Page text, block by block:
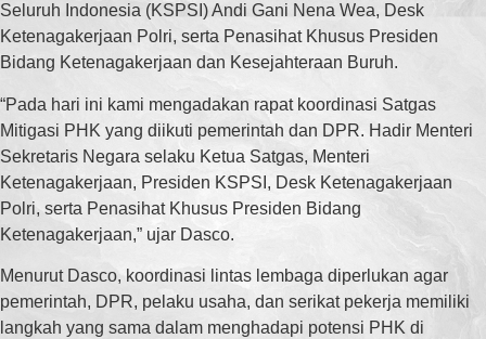
Seluruh Indonesia (KSPSI) Andi Gani Nena Wea, Desk
Ketenagakerjaan Polri, serta Penasihat Khusus Presiden
Bidang Ketenagakerjaan dan Kesejahteraan Buruh.
“Pada hari ini kami mengadakan rapat koordinasi Satgas
Mitigasi PHK yang diikuti pemerintah dan DPR. Hadir Menteri
Sekretaris Negara selaku Ketua Satgas, Menteri
Ketenagakerjaan, Presiden KSPSI, Desk Ketenagakerjaan
Polri, serta Penasihat Khusus Presiden Bidang
Ketenagakerjaan,” ujar Dasco.
Menurut Dasco, koordinasi lintas lembaga diperlukan agar
pemerintah, DPR, pelaku usaha, dan serikat pekerja memiliki
langkah yang sama dalam menghadapi potensi PHK di